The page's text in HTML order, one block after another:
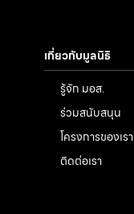
เกี่ยวกับมูลนิธิ
รู้จัก มอส.
ร่วมสนับสนุน
โครงการของเรา
ติดต่อเรา